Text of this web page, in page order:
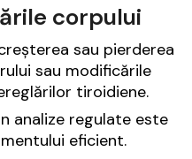
corpului
sau pierderea
sau modificările
tiroidiene.
analize regulate este
eficient.